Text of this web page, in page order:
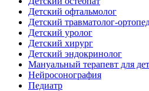
Детский офтальмолог
Детский травматолог-
Детский уролог
Детский хирург
Детский эндокринолог
Мануальный терапевт для
Нейросонография
Педиатр